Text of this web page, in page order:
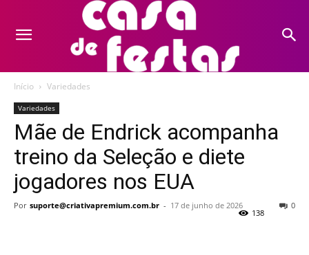
Início Variedades
Variedades
Mãe de Endrick acompanha
treino da Seleção e diete
jogadores nos EUA
Por suporte@criativapremium.com.br - 17 de junho de 2026 0
138